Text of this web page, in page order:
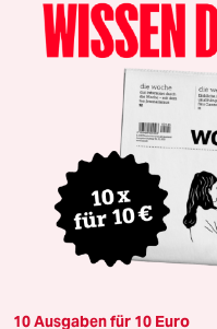
10 Ausgaben für 10 Euro